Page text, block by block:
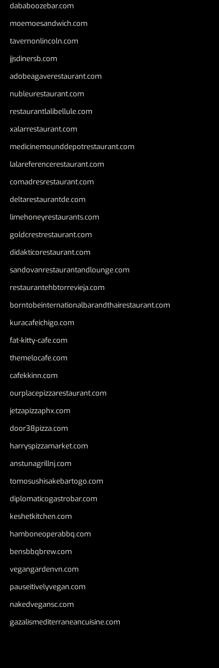
dababoozebar.com
moemoesandwich.com
tavernonlincoln.com
jjsdinersb.com
adobeagaverestaurant.com
nubleurestaurant.com
restaurantlalibellule.com
xalarrestaurant.com
medicinemounddepotrestaurant.com
lalareferencerestaurant.com
comadresrestaurant.com
deltarestaurantde.com
limehoneyrestaurants.com
goldcrestrestaurant.com
didakticorestaurant.com
sandovanrestaurantandlounge.com
restaurantehbtorrevieja.com
borntobeinternationalbarandthairestaurant.com
kuracafeichigo.com
fat-kitty-cafe.com
themelocafe.com
cafekkinn.com
ourplacepizzarestaurant.com
jetzapizzaphx.com
door38pizza.com
harryspizzamarket.com
anstunagrillnj.com
tomosushisakebartogo.com
diplomaticogastrobar.com
keshetkitchen.com
hamboneoperabbq.com
bensbbqbrew.com
vegangardenvn.com
pauseitivelyvegan.com
nakedvegansc.com
gazalismediterraneancuisine.com